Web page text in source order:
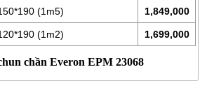
(1m5) 1,849,000
(1m2) 1,699,000
chần Everon EPM 23068